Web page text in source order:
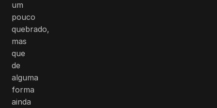
um
pouco
quebrado,
mas
que
de
alguma
forma
ainda